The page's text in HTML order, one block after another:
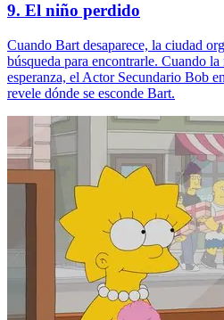
9. El niño perdido
Cuando Bart desaparece, la ciudad
búsqueda para encontrarle. Cuando
esperanza, el Actor Secundario Bob
revele dónde se esconde Bart.